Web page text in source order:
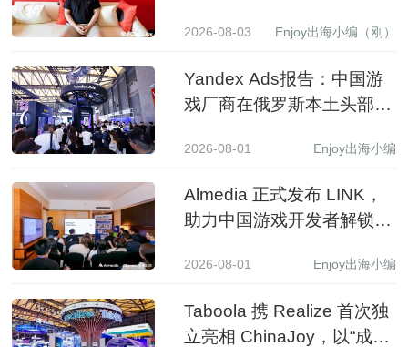
2026-08-03 Enjoy出海小编（刚）
Yandex Ads报告：中国游
戏厂商在俄罗斯本土头部应
2026-08-01 Enjoy出海小编
Almedia 正式发布 LINK，
助力中国游戏开发者解锁收
2026-08-01 Enjoy出海小编
Taboola 携 Realize 首次独
立亮相 ChinaJoy，以“成长